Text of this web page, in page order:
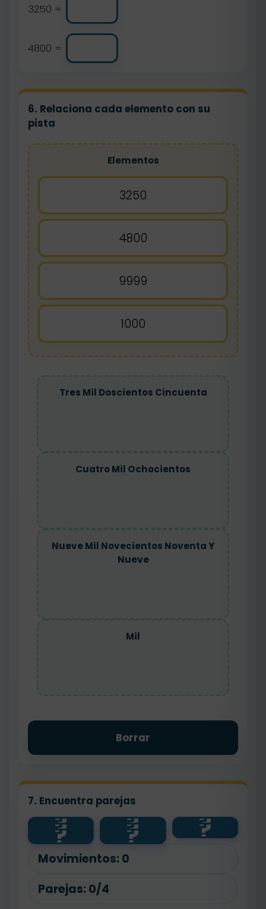
3250 =
4800 =
6. Relaciona cada elemento con su
pista
Elementos
3250
4800
9999
1000
Tres Mil Doscientos Cincuenta
Cuatro Mil Ochocientos
Nueve Mil Novecientos Noventa Y
Nueve
Mil
Borrar
7. Encuentra parejas
?
ochocient
os ?
mil ?
3250
?
dosciento
s
cincuenta ?
4800 ?
9999
?
1000 ?
nueve mil
novecient
os
noventa y
nueve
Movimientos: 0
Parejas: 0/4